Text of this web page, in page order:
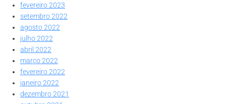
fevereiro 2023
setembro 2022
agosto 2022
julho 2022
abril 2022
março 2022
fevereiro 2022
janeiro 2022
dezembro 2021